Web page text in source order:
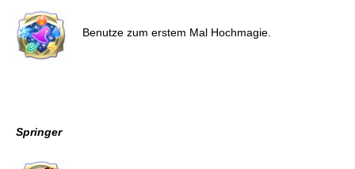
Benutze zum erstem Mal Hochmagie.
Springer